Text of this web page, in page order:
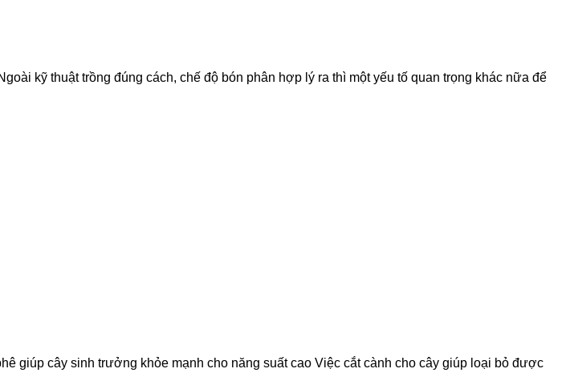
kỹ thuật trồng đúng cách, chế độ bón phân hợp lý ra thì một yếu tố quan trọng khác nữa để
giúp cây sinh trưởng khỏe mạnh cho năng suất cao Việc cắt cành cho cây giúp loại bỏ được